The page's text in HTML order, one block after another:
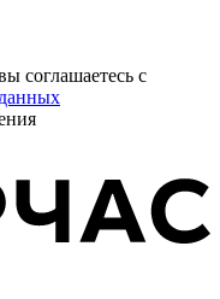
соглашаетесь с